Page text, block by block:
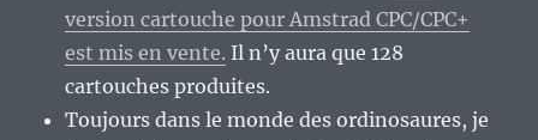
version cartouche pour Amstrad CPC/CPC+
est mis en vente. Il n’y aura que 128
cartouches produites.
Toujours dans le monde des ordinosaures, je